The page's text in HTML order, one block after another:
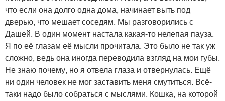
что если она долго одна дома, начинает выть под
дверью, что мешает соседям. Мы разговорились с
Дашей. В один момент настала какая-то нелепая пауза.
Я по её глазам её мысли прочитала. Это было не так уж
сложно, ведь она иногда переводила взгляд на мои губы.
Не знаю почему, но я отвела глаза и отвернулась. Ещё
ни один человек не мог заставить меня смутиться. Всё-
таки надо было собраться с мыслями. Кошка, на которой